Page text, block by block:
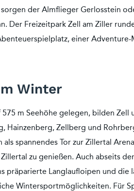
der Almflieger Gerlosstein
Der Freizeitpark Zell am Ziller
einer
Winter
575 m Seehöhe gelegen, bilden Zell
Hainzenberg, Zellberg und
als spannendes Tor zur Zillertal
zu genießen. Auch abseits
präparierte Langlaufloipen und
Wintersportmöglichkeiten. Für